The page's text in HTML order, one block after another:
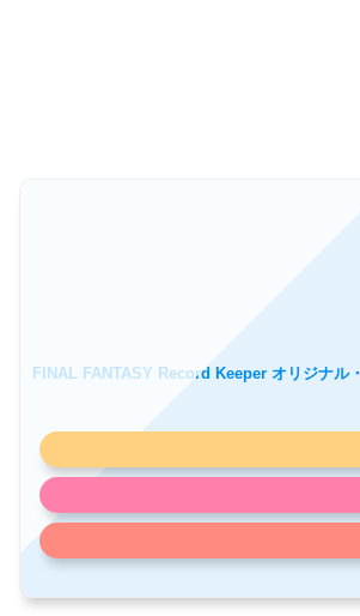
FINAL FANTASY Record Keeper オリジナル